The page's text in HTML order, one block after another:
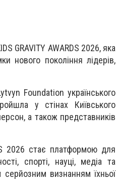
GRAVITY AWARDS 2026, яка
нового покоління лідерів,
Foundation українського
у стінах Київського
а також представників
2026 стає платформою для
спорті, науці, медіа та
серйозним визнанням їхньої